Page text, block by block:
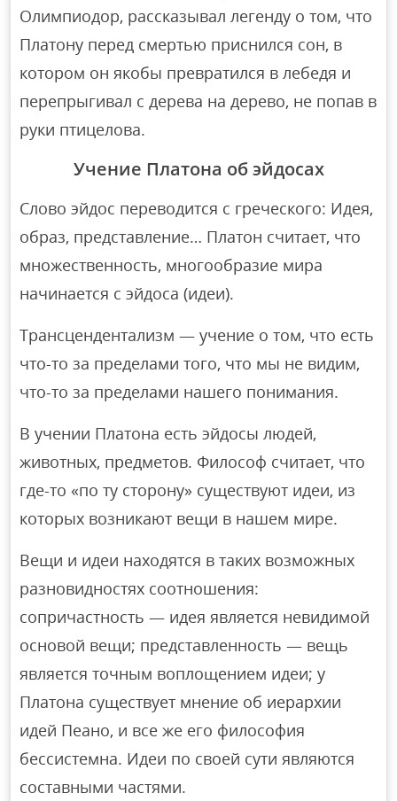
Олимпиодор, рассказывал легенду о том, что
Платону перед смертью приснился сон, в
котором он якобы превратился в лебедя и
перепрыгивал с дерева на дерево, не попав в
руки птицелова.
Учение Платона об эйдосах
Слово эйдос переводится с греческого: Идея,
образ, представление… Платон считает, что
множественность, многообразие мира
начинается с эйдоса (идеи).
Трансцендентализм — учение о том, что есть
что-то за пределами того, что мы не видим,
что-то за пределами нашего понимания.
В учении Платона есть эйдосы людей,
животных, предметов. Философ считает, что
где-то «по ту сторону» существуют идеи, из
которых возникают вещи в нашем мире.
Вещи и идеи находятся в таких возможных
разновидностях соотношения:
сопричастность — идея является невидимой
основой вещи; представленность — вещь
является точным воплощением идеи; у
Платона существует мнение об иерархии
идей Пеано, и все же его философия
бессистемна. Идеи по своей сути являются
составными частями.